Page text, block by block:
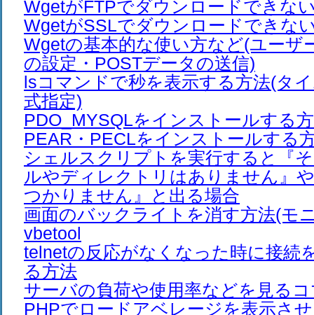
WgetがFTPでダウンロードできな
WgetがSSLでダウンロードできな
Wgetの基本的な使い方など(ユーザ
の設定・POSTデータの送信)
lsコマンドで秒を表示する方法(タ
式指定)
PDO_MYSQLをインストールする
PEAR・PECLをインストールする
シェルスクリプトを実行すると『
ルやディレクトリはありません』
つかりません』と出る場合
画面のバックライトを消す方法(モ
vbetool
telnetの反応がなくなった時に接続
る方法
サーバの負荷や使用率などを見る
PHPでロードアベレージを表示さ